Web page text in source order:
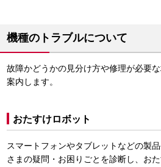
機種のトラブルについて
故障かどうかの見分け方や修理が必要
案内します。
おたすけロボット
スマートフォンやタブレットなどの製
さまの疑問・お困りごとを診断し、お